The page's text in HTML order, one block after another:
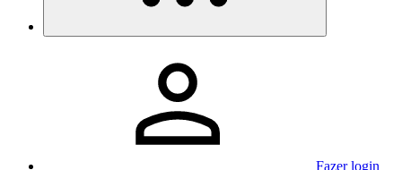
Fazer login